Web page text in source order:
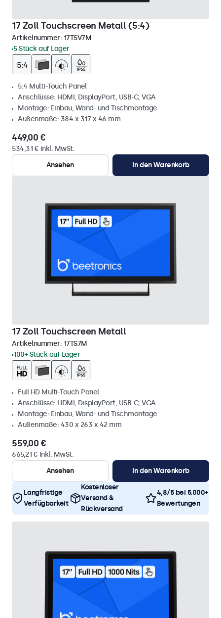
17 Zoll Touchscreen Metall (5:4)
Artikelnummer: 17TSV7M
5 Stück auf Lager
5:4 Multi-Touch Panel
Anschlüsse: HDMI, DisplayPort, USB-C, VGA
Montage: Einbau, Wand- und Tischmontage
Außenmaße: 384 x 317 x 46 mm
449,00 €
534,31 € inkl. MwSt.
Ansehen
In den Warenkorb
17 Zoll Touchscreen Metall
Artikelnummer: 17TS7M
100+ Stück auf Lager
Full HD Multi-Touch Panel
Anschlüsse: HDMI, DisplayPort, USB-C, VGA
Montage: Einbau, Wand- und Tischmontage
Außenmaße: 430 x 263 x 42 mm
559,00 €
665,21 € inkl. MwSt.
Ansehen
In den Warenkorb
Langfristige
Verfügbarkeit
Kostenloser
Versand &
Rückversand
4,8/5 bei 5.000+
Bewertungen